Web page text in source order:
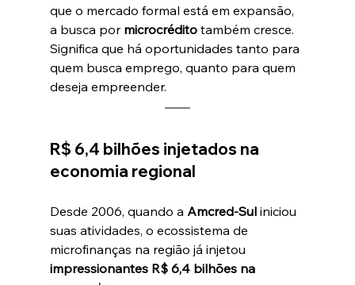
que o mercado formal está em expansão,
a busca por microcrédito também cresce.
Significa que há oportunidades tanto para
quem busca emprego, quanto para quem
deseja empreender.
R$ 6,4 bilhões injetados na
economia regional
Desde 2006, quando a Amcred-Sul iniciou
suas atividades, o ecossistema de
microfinanças na região já injetou
impressionantes R$ 6,4 bilhões na